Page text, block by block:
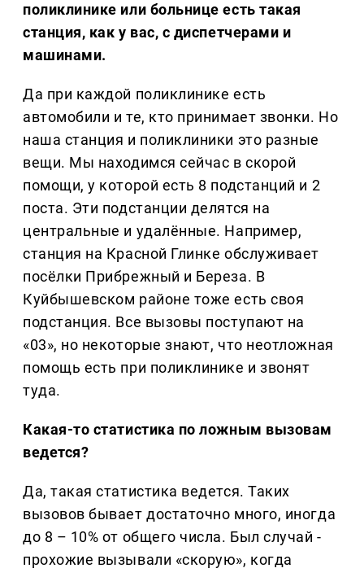
поликлинике или больнице есть такая
станция, как у вас, с диспетчерами и
машинами.
Да при каждой поликлинике есть
автомобили и те, кто принимает звонки. Но
наша станция и поликлиники это разные
вещи. Мы находимся сейчас в скорой
помощи, у которой есть 8 подстанций и 2
поста. Эти подстанции делятся на
центральные и удалённые. Например,
станция на Красной Глинке обслуживает
посёлки Прибрежный и Береза. В
Куйбышевском районе тоже есть своя
подстанция. Все вызовы поступают на
«03», но некоторые знают, что неотложная
помощь есть при поликлинике и звонят
туда.
Какая-то статистика по ложным вызовам
ведется?
Да, такая статистика ведется. Таких
вызовов бывает достаточно много, иногда
до 8 – 10% от общего числа. Был случай -
прохожие вызывали «скорую», когда